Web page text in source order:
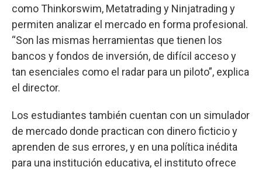
como Thinkorswim, Metatrading y Ninjatrading y
permiten analizar el mercado en forma profesional.
“Son las mismas herramientas que tienen los
bancos y fondos de inversión, de difícil acceso y
tan esenciales como el radar para un piloto”, explica
el director.
Los estudiantes también cuentan con un simulador
de mercado donde practican con dinero ficticio y
aprenden de sus errores, y en una política inédita
para una institución educativa, el instituto ofrece